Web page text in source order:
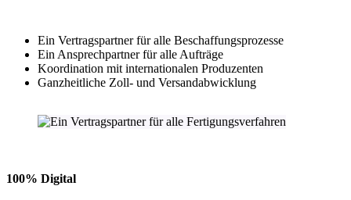
Ein Vertragspartner für alle Beschaffungsprozesse
Ein Ansprechpartner für alle Aufträge
Koordination mit internationalen Produzenten
Ganzheitliche Zoll- und Versandabwicklung
100% Digital